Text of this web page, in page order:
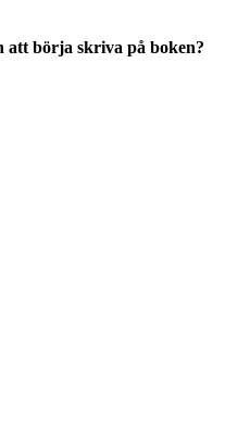
att börja skriva på boken?